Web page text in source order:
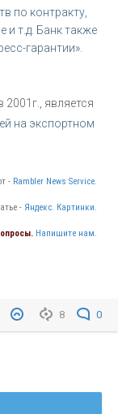
по контракту,
и т.д. Банк также
гарантии».
является
на экспортном
- Rambler News Service.
- Яндекс. Картинки.
Напишите нам.
8 0